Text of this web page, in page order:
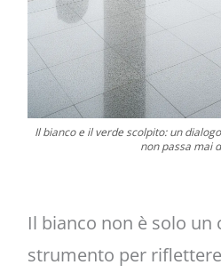
Il bianco e il verde scolpito: un
non passa mai
Il bianco non è solo un
strumento per